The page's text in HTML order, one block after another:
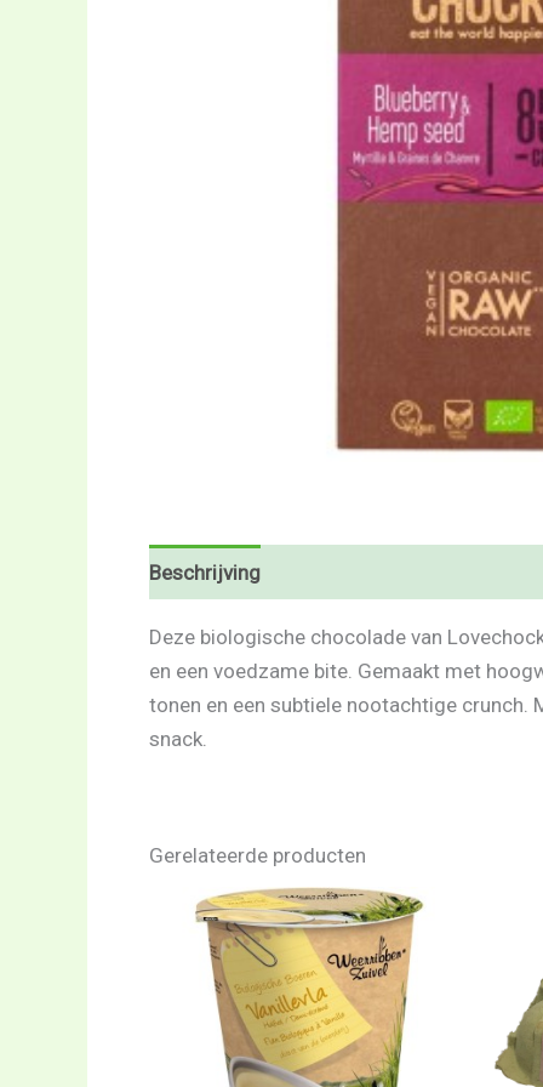
Beschrijving
Deze biologische chocolade van
en een voedzame bite. Gemaakt met
tonen en een subtiele nootachtige
snack.
Gerelateerde producten